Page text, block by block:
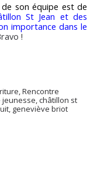
son équipe est de
St Jean et des
importance dans le
!
,Rencontre
jeunesse,châtillon st
, geneviève briot